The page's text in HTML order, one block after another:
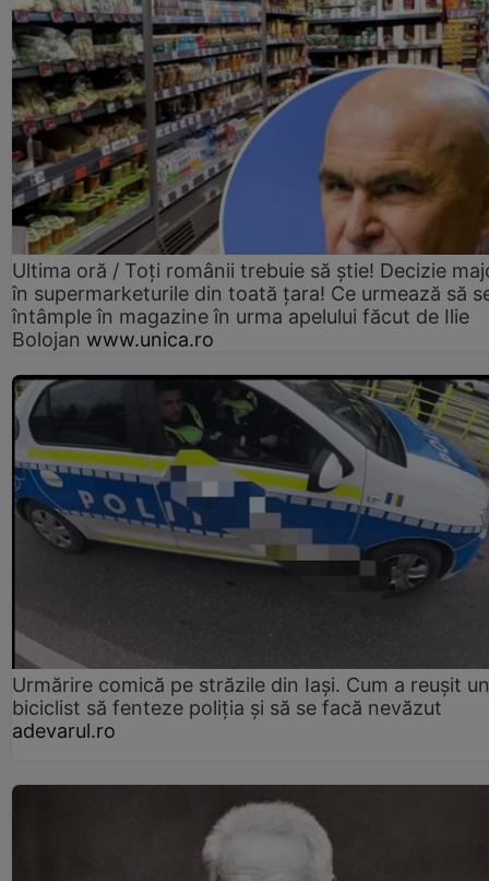
Ultima oră / Toți românii trebuie să știe! Decizie
în supermarketurile din toată țara! Ce urmează să
întâmple în magazine în urma apelului făcut de Ilie
Bolojan www.unica.ro
Urmărire comică pe străzile din Iași. Cum a reușit un
biciclist să fenteze poliția și să se facă nevăzut
adevarul.ro